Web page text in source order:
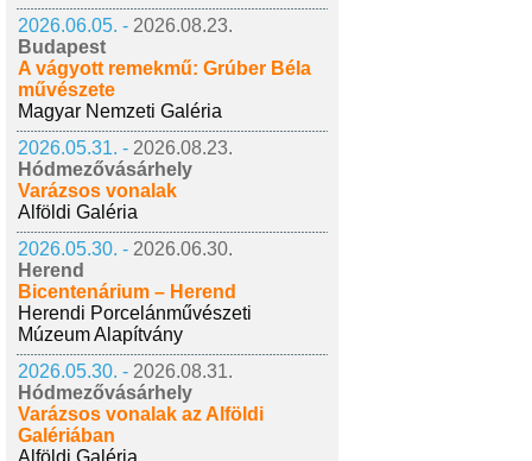
2026.06.05. - 2026.08.23.
Budapest
A vágyott remekmű: Grúber Béla
művészete
Magyar Nemzeti Galéria
2026.05.31. - 2026.08.23.
Hódmezővásárhely
Varázsos vonalak
Alföldi Galéria
2026.05.30. - 2026.06.30.
Herend
Bicentenárium – Herend
Herendi Porcelánművészeti
Múzeum Alapítvány
2026.05.30. - 2026.08.31.
Hódmezővásárhely
Varázsos vonalak az Alföldi
Galériában
Alföldi Galéria